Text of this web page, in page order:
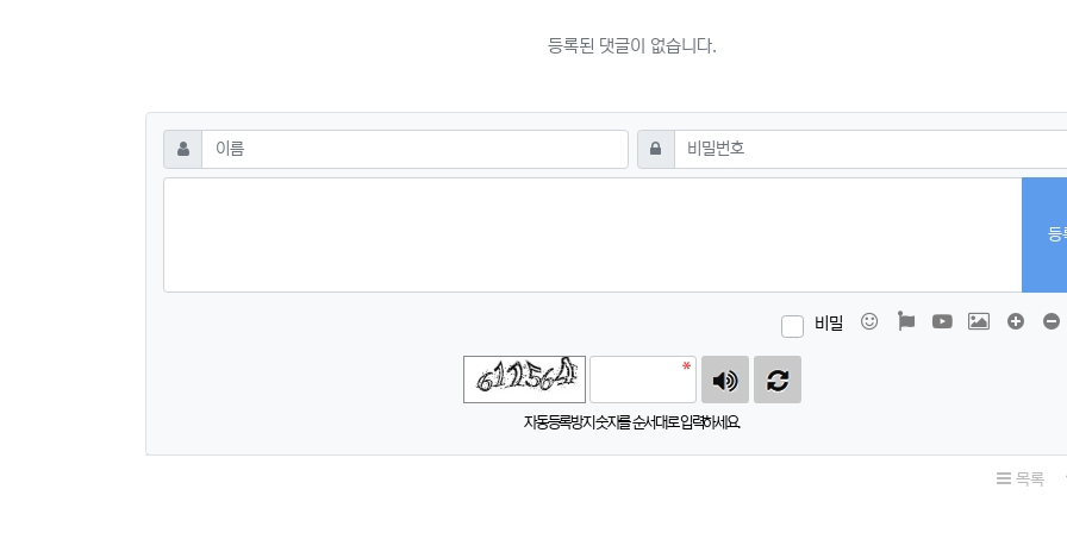
등록된 댓글이 없습니다.
댓글쓰기
이름 필수 비밀번호필수
등
비밀 이모티콘폰트어썸동영상 이미지 댓글
자동등록방지 숫자를 순서대로 입력하세요.
목록